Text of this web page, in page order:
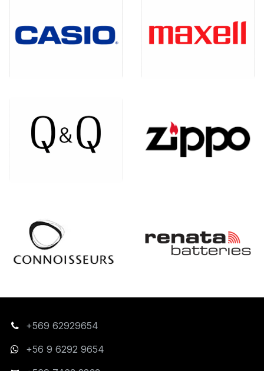
+569 62929654
+56 9 6292 9654